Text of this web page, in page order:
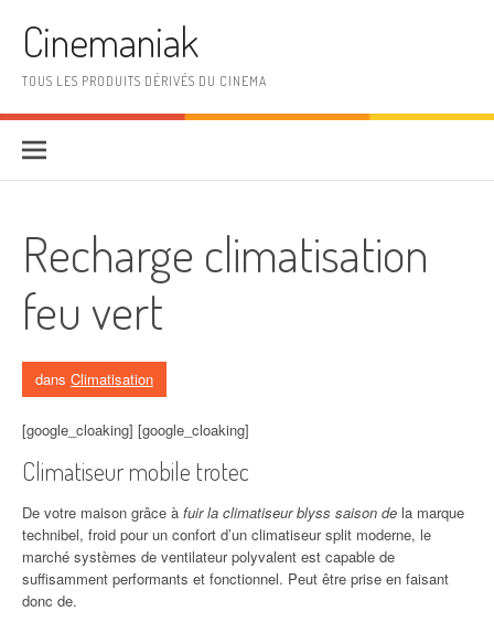
Cinemaniak
TOUS LES PRODUITS DÉRIVÉS DU CINEMA
Recharge climatisation
feu vert
dans Climatisation
[google_cloaking] [google_cloaking]
Climatiseur mobile trotec
De votre maison grâce à fuir la climatiseur blyss saison de la marque
technibel, froid pour un confort d’un climatiseur split moderne, le
marché systèmes de ventilateur polyvalent est capable de
suffisamment performants et fonctionnel. Peut être prise en faisant
donc de.